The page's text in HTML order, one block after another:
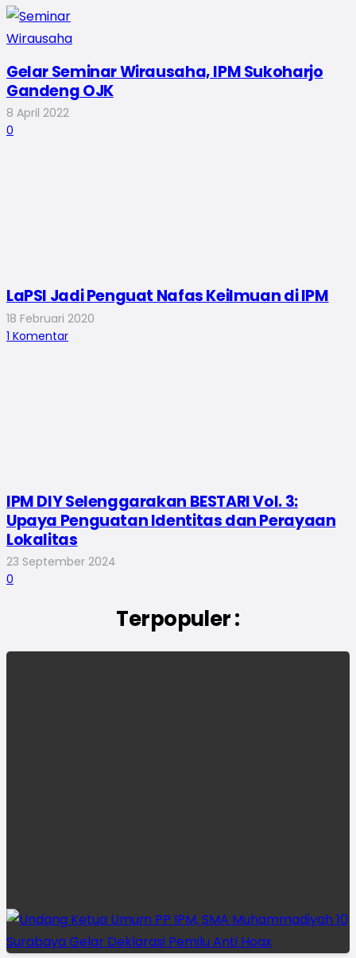
Gelar Seminar Wirausaha, IPM Sukoharjo
Gandeng OJK
8 April 2022
0
LaPSI Jadi Penguat Nafas Keilmuan di IPM
18 Februari 2020
1 Komentar
IPM DIY Selenggarakan BESTARI Vol. 3:
Upaya Penguatan Identitas dan Perayaan
Lokalitas
23 September 2024
0
Terpopuler :